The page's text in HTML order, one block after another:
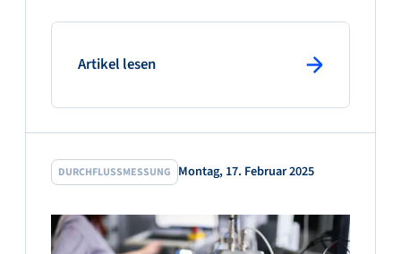
Artikel lesen: primary button
DURCHFLUSSMESSUNG Montag, 17. Februar 2025